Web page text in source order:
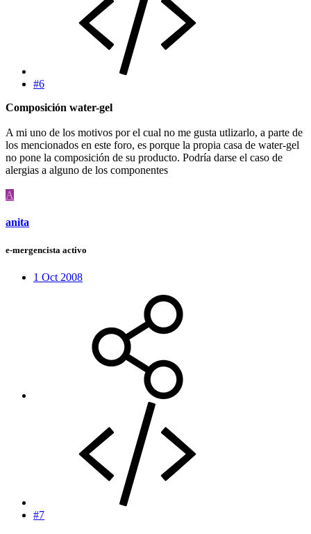
#6
Composición water-gel
A mi uno de los motivos por el cual no me gusta utlizarlo, a parte de
los mencionados en este foro, es porque la propia casa de water-gel
no pone la composición de su producto. Podría darse el caso de
alergias a alguno de los componentes
A
anita
e-mergencista activo
1 Oct 2008
#7